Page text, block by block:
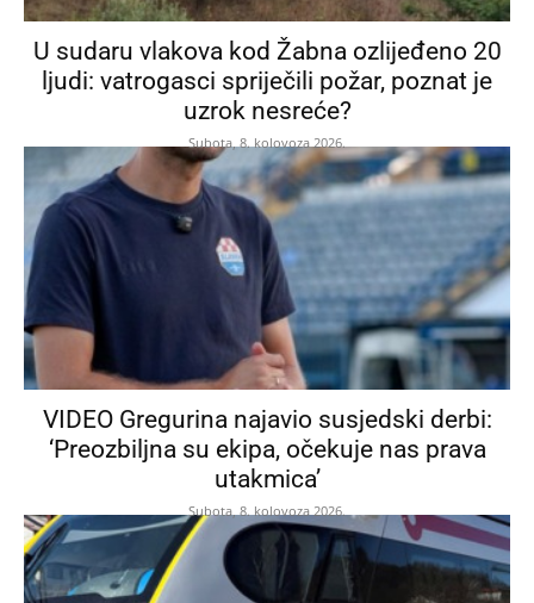
U sudaru vlakova kod Žabna ozlijeđeno 20
ljudi: vatrogasci spriječili požar, poznat je
uzrok nesreće?
Subota, 8. kolovoza 2026.
VIDEO Gregurina najavio susjedski derbi:
‘Preozbiljna su ekipa, očekuje nas prava
utakmica’
Subota, 8. kolovoza 2026.